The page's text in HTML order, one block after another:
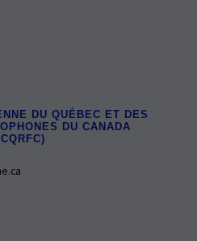
DU QUÉBEC ET DES
DU CANADA